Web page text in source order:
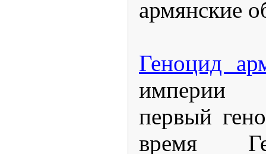
армянские
Геноцид
империи
первый
время